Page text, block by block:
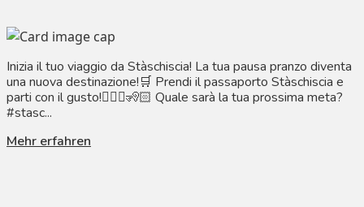
Inizia il tuo viaggio da Stàschiscia! La tua pausa pranzo diventa
una nuova destinazione!🛒 Prendi il passaporto Stàschiscia e
parti con il gusto!🧏🏼‍♀️🧏🏻 Quale sarà la tua prossima meta?
#stasc...
Mehr erfahren